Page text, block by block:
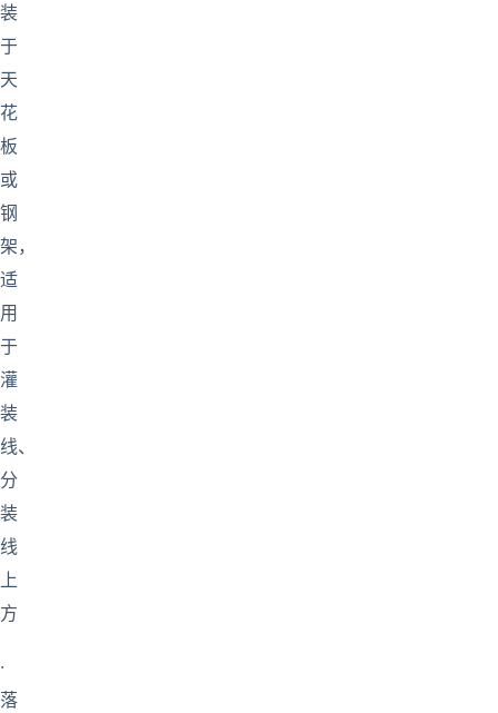
装
于
天
花
板
或
钢
架，
适
用
于
灌
装
线、
分
装
线
上
方
·
落